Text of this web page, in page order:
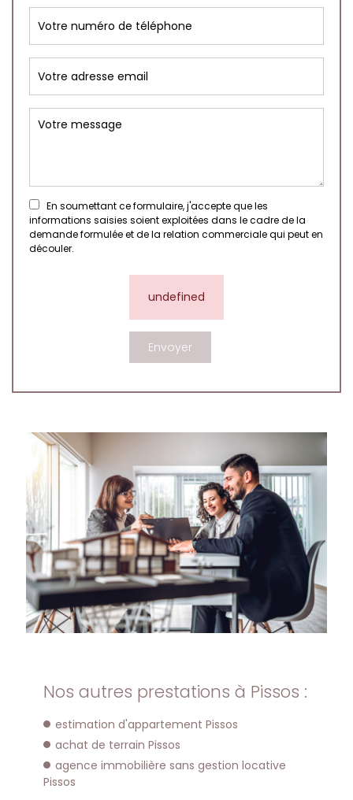
En soumettant ce formulaire, j'accepte que les
informations saisies soient exploitées dans le cadre de la
demande formulée et de la relation commerciale qui peut en
découler.
undefined
Nos autres prestations à Pissos :
estimation d'appartement Pissos
achat de terrain Pissos
agence immobilière sans gestion locative
Pissos